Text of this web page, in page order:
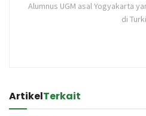
Alumnus UGM asal Yogyakarta
di Turki
ArtikelTerkait